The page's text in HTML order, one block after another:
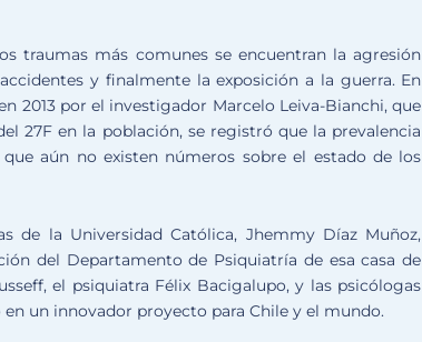
traumas más comunes se encuentran la agresión
y finalmente la exposición a la guerra. En
2013 por el investigador Marcelo Leiva-Bianchi, que
27F en la población, se registró que la prevalencia
aún no existen números sobre el estado de los
de la Universidad Católica, Jhemmy Díaz Muñoz,
del Departamento de Psiquiatría de esa casa de
el psiquiatra Félix Bacigalupo, y las psicólogas
un innovador proyecto para Chile y el mundo.